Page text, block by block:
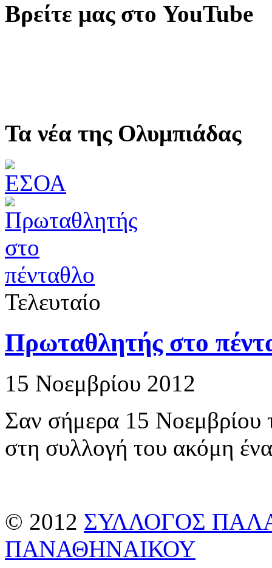
Βρείτε μας στο YouTube
Τα νέα της Ολυμπιάδας
Τελευταίο
Πρωταθλητής στο
15 Νοεμβρίου 2012
Σαν σήμερα 15 Νοεμβρίου
στη συλλογή του ακόμη
© 2012 ΣΥΛΛΟΓΟΣ
ΠΑΝΑΘΗΝΑΙΚΟΥ